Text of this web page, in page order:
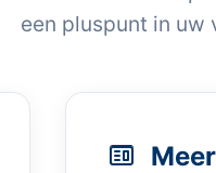
een pluspunt in uw